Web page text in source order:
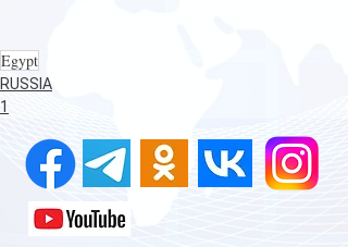
Egypt
RUSSIA
1